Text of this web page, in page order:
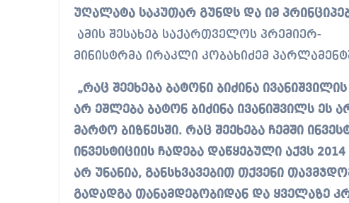
უღალატა საკუთარ გუნდს და იმ
ამის შესახებ საქართველოს პრემიერ-
მინისტრმა ირაკლი კობახიძემ
„რაც შეეხება ბატონი ბიძინა
არ ეშლება ბატონ ბიძინა ივანიშვილს ეს
მარტო ბიზნესში. რაც შეეხება ჩემში
ინვესტიციის ჩადება დაწყებული აქვს
არ უნანია, განსხვავებით თქვენი
გადადგა თანამდებობიდან და ყველაზე